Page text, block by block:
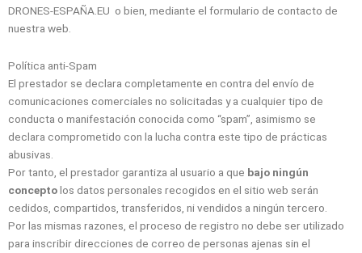
DRONES-ESPAÑA.EU o bien, mediante el formulario de contacto de
nuestra web.
Política anti-Spam
El prestador se declara completamente en contra del envío de
comunicaciones comerciales no solicitadas y a cualquier tipo de
conducta o manifestación conocida como “spam”, asimismo se
declara comprometido con la lucha contra este tipo de prácticas
abusivas.
Por tanto, el prestador garantiza al usuario a que bajo ningún
conceptolos datos personales recogidos en el sitio web serán
cedidos, compartidos, transferidos, ni vendidos a ningún tercero.
Por las mismas razones, el proceso de registro no debe ser utilizado
para inscribir direcciones de correo de personas ajenas sin el